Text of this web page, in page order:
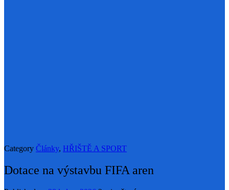
Category Články, HŘIŠTĚ A SPORT
Dotace na výstavbu FIFA aren